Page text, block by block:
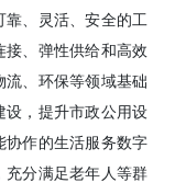
、灵活、安全的工
接、弹性供给和高效
流、环保等领域基础
设，提升市政公用设
协作的生活服务数字
充分满足老年人等群